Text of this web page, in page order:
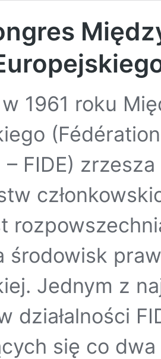
w 1961 roku
– FIDE)
środowisk
Jednym z
działalności
się co